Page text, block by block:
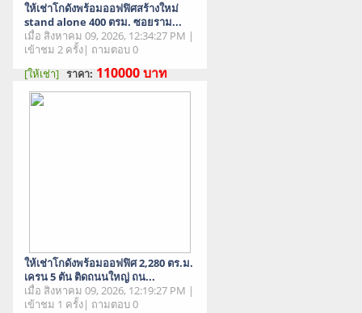
ให้เช่าโกดังพร้อมออฟฟิศสร้างใหม่
stand alone 400 ตรม. ซอยราม...
เมื่อ สิงหาคม 09, 2026, 12:34:27 PM |
เข้าชม 2 ครั้ง| ถามตอบ 0
[ให้เช่า] ราคา: 110000บาท
ให้เช่าโกดังพร้อมออฟฟิศ 2,280 ตร.ม.
เครน 5 ตัน ติดถนนใหญ่ ถน...
เมื่อ สิงหาคม 09, 2026, 12:19:27 PM |
เข้าชม 1 ครั้ง| ถามตอบ 0